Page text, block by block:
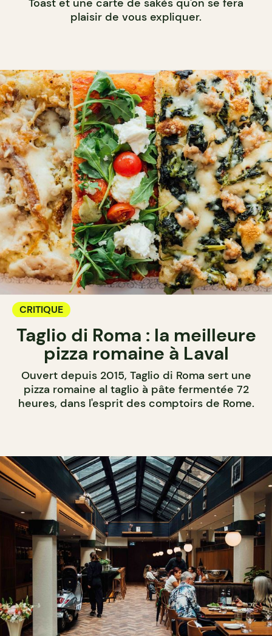
plaisir de vous expliquer.
CRITIQUE
Taglio di Roma : la meilleure
pizza romaine à Laval
Ouvert depuis 2015, Taglio di Roma sert une
pizza romaine al taglio à pâte fermentée 72
heures, dans l'esprit des comptoirs de Rome.